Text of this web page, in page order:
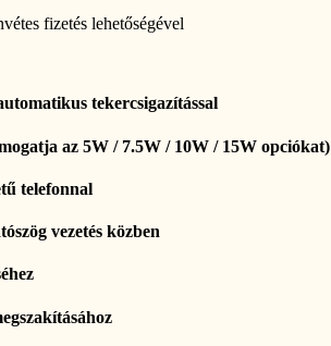
fizetés lehetőségével
tekercsigazítással
az 5W / 7.5W / 10W / 15W opciókat)
telefonnal
vezetés közben